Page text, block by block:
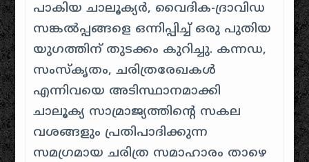
പാകിയ ചാലൂക്യർ, വൈദിക-ദ്രാവിഡ
സങ്കൽപ്പങ്ങളെ ഒന്നിപ്പിച്ച് ഒരു പുതിയ
യുഗത്തിന് തുടക്കം കുറിച്ചു. കന്നഡ,
സംസ്കൃതം, ചരിത്രരേഖകൾ
എന്നിവയെ അടിസ്ഥാനമാക്കി
ചാലൂക്യ സാമ്രാജ്യത്തിന്റെ സകല
വശങ്ങളും പ്രതിപാദിക്കുന്ന
സമഗ്രമായ ചരിത്ര സമാഹാരം താഴെ